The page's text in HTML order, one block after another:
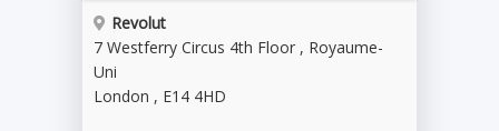
Revolut
7 Westferry Circus 4th Floor , Royaume-
Uni
London , E14 4HD